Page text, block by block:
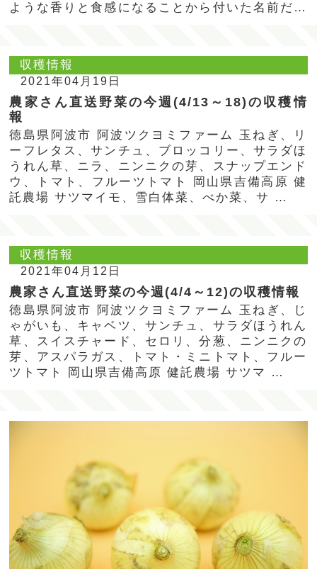
ような香りと食感になることから付いた名前だそ
収穫情報
2021年04月19日
農家さん直送野菜の今週(4/13～18)の収穫情
報
徳島県阿波市 阿波ツクヨミファーム 玉ねぎ、リ
ーフレタス、サンチュ、ブロッコリー、サラダほ
うれん草、ニラ、ニンニクの芽、スナップエンド
ウ、トマト、フルーツトマト 岡山県吉備高原 健
託農場 サツマイモ、雪白体菜、べか菜、サ …
収穫情報
2021年04月12日
農家さん直送野菜の今週(4/4～12)の収穫情報
徳島県阿波市 阿波ツクヨミファーム 玉ねぎ、じ
ゃがいも、キャベツ、サンチュ、サラダほうれん
草、スイスチャード、セロリ、分葱、ニンニクの
芽、アスパラガス、トマト・ミニトマト、フルー
ツトマト 岡山県吉備高原 健託農場 サツマ …